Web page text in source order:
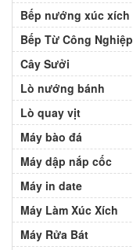
Bếp nướng xúc xích
Bếp Từ Công Nghiệp
Cây Sưởi
Lò nướng bánh
Lò quay vịt
Máy bào đá
Máy dập nắp cốc
Máy in date
Máy Làm Xúc Xích
Máy Rửa Bát